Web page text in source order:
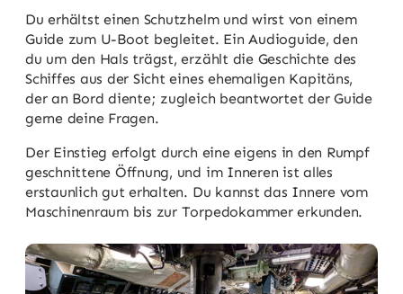
Du erhältst einen Schutzhelm und wirst von einem
Guide zum U-Boot begleitet. Ein Audioguide, den
du um den Hals trägst, erzählt die Geschichte des
Schiffes aus der Sicht eines ehemaligen Kapitäns,
der an Bord diente; zugleich beantwortet der Guide
gerne deine Fragen.
Der Einstieg erfolgt durch eine eigens in den Rumpf
geschnittene Öffnung, und im Inneren ist alles
erstaunlich gut erhalten. Du kannst das Innere vom
Maschinenraum bis zur Torpedokammer erkunden.